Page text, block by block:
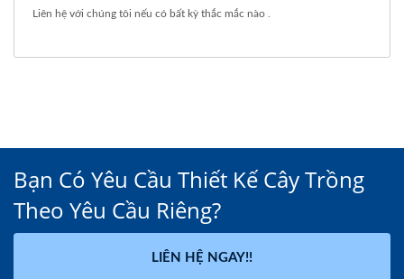
Liên hệ với chúng tôi nếu có bất kỳ thắc mắc nào
Bạn Có Yêu Cầu Thiết Kế Cây Trồng
Theo Yêu Cầu Riêng?
LIÊN HỆ NGAY!!